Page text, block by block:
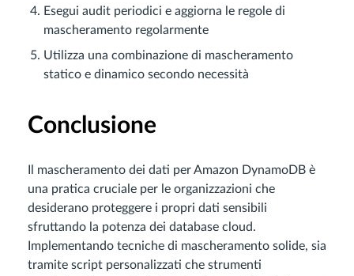
Esegui audit periodici e aggiorna le regole di
mascheramento regolarmente
Utilizza una combinazione di mascheramento
statico e dinamico secondo necessità
Conclusione
Il mascheramento dei dati per Amazon DynamoDB è
una pratica cruciale per le organizzazioni che
desiderano proteggere i propri dati sensibili
sfruttando la potenza dei database cloud.
Implementando tecniche di mascheramento solide, sia
tramite script personalizzati che strumenti